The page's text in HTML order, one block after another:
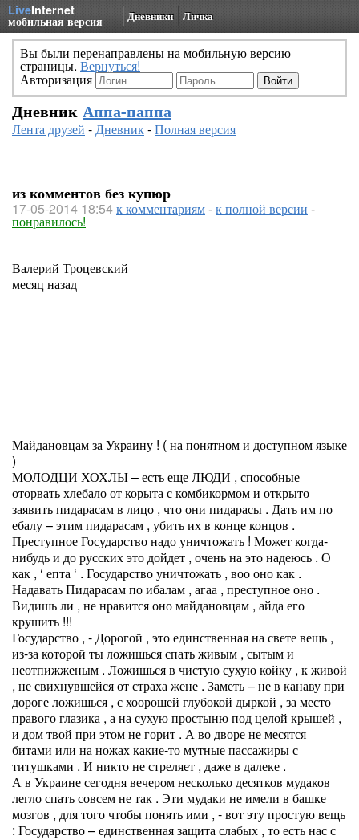
LiveInternet
мобильная версия Дневники Личка
Вы были перенаправлены на мобильную версию
страницы. Вернуться!
Авторизация
Дневник Аппа-паппа
Лента друзей -Дневник-Полная версия
из комментов без купюр
17-05-2014 18:54к комментариям-к полной версии -
понравилось!
Валерий Троцевский
месяц назад
Майдановцам за Украину ! ( на понятном и доступном языке
)
МОЛОДЦИ ХОХЛЫ – есть еще ЛЮДИ , способные
оторвать хлебало от корыта с комбикормом и открыто
заявить пидарасам в лицо , что они пидарасы . Дать им по
ебалу – этим пидарасам , убить их в конце концов .
Преступное Государство надо уничтожать ! Может когда-
нибудь и до русских это дойдет , очень на это надеюсь . О
как , ‘ епта ‘ . Государство уничтожать , воо оно как .
Надавать Пидарасам по ибалам , агаа , преступное оно .
Видишь ли , не нравится оно майдановцам , айда его
крушить !!!
Государство , - Дорогой , это единственная на свете вещь ,
из-за которой ты ложишься спать живым , сытым и
неотпижженым . Ложишься в чистую сухую койку , к живой
, не свихнувшейся от страха жене . Заметь – не в канаву при
дороге ложишься , с хоорошей глубокой дыркой , за место
правого глазика , а на сухую простыню под целой крышей ,
и дом твой при этом не горит . А во дворе не месятся
битами или на ножах какие-то мутные пассажиры с
титушками . И никто не стреляет , даже в далеке .
А в Украине сегодня вечером несколько десятков мудаков
легло спать совсем не так . Эти мудаки не имели в башке
мозгов , для того чтобы понять ими , - вот эту простую вещь
: Государство – единственная защита слабых , то есть нас с